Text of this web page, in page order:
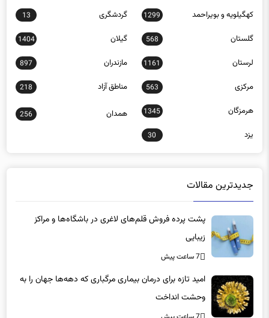
کهگیلویه و بویراحمد 1299 گردشگری 13
گلستان 568 گیلان 1404
لرستان 1161 مازندران 897
مرکزی 563 مناطق آزاد 218
هرمزگان 1345 همدان 256
یزد 30
جدیدترین مقالات
پشت پرده فروش قلم‌های لاغری در باشگاه‌ها و مراکز
زیبایی
7 ساعت پیش
امید تازه برای درمان بیماری مرگباری که دهه‌ها جهان را به
وحشت انداخت